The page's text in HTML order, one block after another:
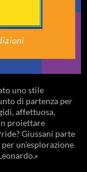
uno stile
di partenza per
affettuosa,
proiettare
Giussani parte
un’esplorazione